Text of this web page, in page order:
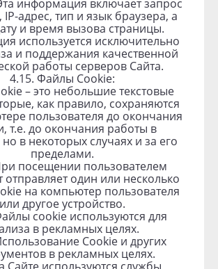
информация включает запрос
адрес, тип и язык браузера, а
и время вызова страницы.
используется исключительно
и поддержания качественной
работы серверов Сайта.
4.15. Файлы Cookie:
– это небольшие текстовые
как правило, сохраняются
пользователя до окончания
т.е. до окончания работы в
в некоторых случаях и за его
пределами.
посещении пользователем
отправляет один или несколько
на компьютер пользователя
или другое устройство.
cookie используются для
в рекламных целях.
Cookie и других
в рекламных целях.